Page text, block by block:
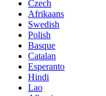
Czech
Afrikaans
Swedish
Polish
Basque
Catalan
Esperanto
Hindi
Lao